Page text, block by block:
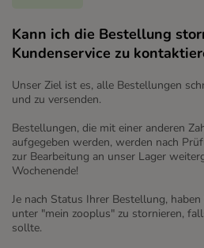
Kann ich die Bestellung
Kundenservice zu
Unser Ziel ist es, alle Bestellungen
und zu versenden.
Bestellungen, die mit einer anderen
aufgegeben werden, werden nach
zur Bearbeitung an unser Lager
Wochenende!
Je nach Status Ihrer Bestellung,
unter "mein zooplus" zu stornieren,
sollte.